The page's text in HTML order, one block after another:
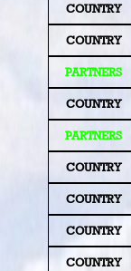
COUNTRY
COUNTRY
PARTNERS
COUNTRY
PARTNERS
COUNTRY
COUNTRY
COUNTRY
COUNTRY